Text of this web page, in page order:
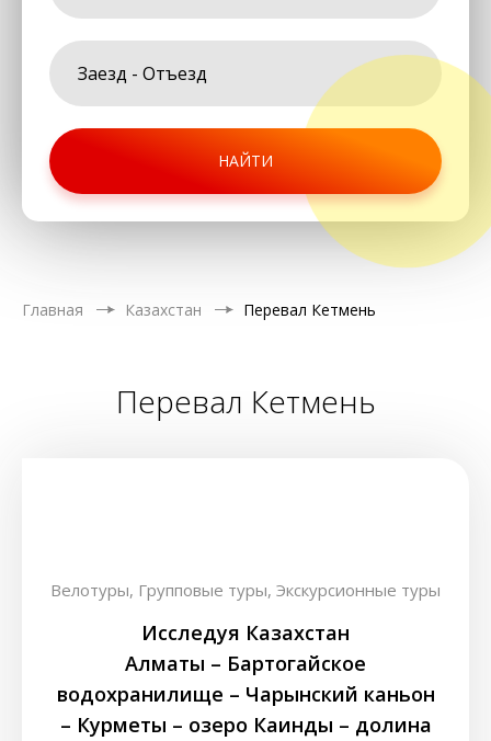
НАЙТИ
Главная Казахстан Перевал Кетмень
Перевал Кетмень
Велотуры, Групповые туры, Экскурсионные туры
Исследуя Казахстан
Алматы – Бартогайское
водохранилище – Чарынский каньон
– Курметы – озеро Каинды – долина